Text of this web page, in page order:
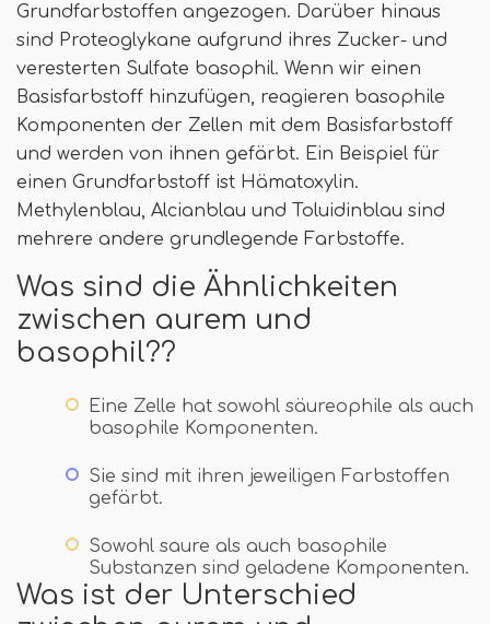
Grundfarbstoffen angezogen. Darüber hinaus
sind Proteoglykane aufgrund ihres Zucker- und
veresterten Sulfate basophil. Wenn wir einen
Basisfarbstoff hinzufügen, reagieren basophile
Komponenten der Zellen mit dem Basisfarbstoff
und werden von ihnen gefärbt. Ein Beispiel für
einen Grundfarbstoff ist Hämatoxylin.
Methylenblau, Alcianblau und Toluidinblau sind
mehrere andere grundlegende Farbstoffe.
Was sind die Ähnlichkeiten
zwischen aurem und
basophil??
Eine Zelle hat sowohl säureophile als auch
basophile Komponenten.
Sie sind mit ihren jeweiligen Farbstoffen
gefärbt.
Sowohl saure als auch basophile
Substanzen sind geladene Komponenten.
Was ist der Unterschied